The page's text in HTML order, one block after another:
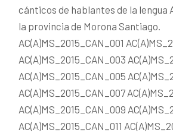
cánticos de hablantes de la lengua
la provincia de Morona Santiago.
AC(A)MS_2015_CAN_001
AC(A)MS_2015_CAN_003
AC(A)MS_2015_CAN_005
AC(A)MS_2015_CAN_007
AC(A)MS_2015_CAN_009
AC(A)MS_2015_CAN_011